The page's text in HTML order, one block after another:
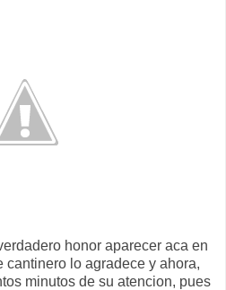
honor aparecer aca en
cantinero lo agradece y ahora,
minutos de su atencion, pues